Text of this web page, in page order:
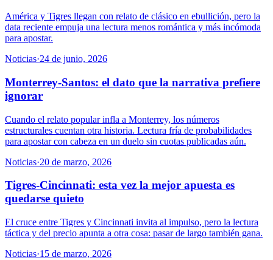
América y Tigres llegan con relato de clásico en ebullición, pero la
data reciente empuja una lectura menos romántica y más incómoda
para apostar.
Noticias·24 de junio, 2026
Monterrey-Santos: el dato que la narrativa prefiere
ignorar
Cuando el relato popular infla a Monterrey, los números
estructurales cuentan otra historia. Lectura fría de probabilidades
para apostar con cabeza en un duelo sin cuotas publicadas aún.
Noticias·20 de marzo, 2026
Tigres-Cincinnati: esta vez la mejor apuesta es
quedarse quieto
El cruce entre Tigres y Cincinnati invita al impulso, pero la lectura
táctica y del precio apunta a otra cosa: pasar de largo también gana.
Noticias·15 de marzo, 2026